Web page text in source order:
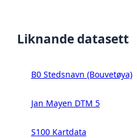
Liknande datasett
B0 Stedsnavn (Bouvetøya)
Jan Mayen DTM 5
S100 Kartdata